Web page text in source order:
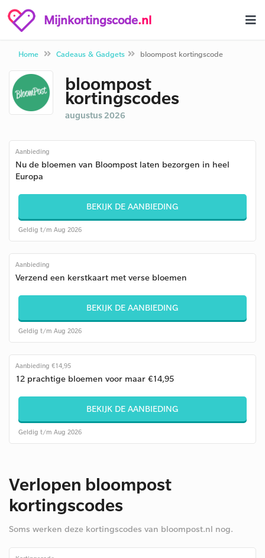
Mijnkortingscode.nl
Home Cadeaus & Gadgets bloompost kortingscode
bloompost
kortingscodes
augustus 2026
Aanbieding
Nu de bloemen van Bloompost laten bezorgen in heel
Europa
BEKIJK DE AANBIEDING
Geldig t/m Aug 2026
Aanbieding
Verzend een kerstkaart met verse bloemen
BEKIJK DE AANBIEDING
Geldig t/m Aug 2026
Aanbieding €14,95
12 prachtige bloemen voor maar €14,95
BEKIJK DE AANBIEDING
Geldig t/m Aug 2026
Verlopen bloompost
kortingscodes
Soms werken deze kortingscodes van bloompost.nl nog.